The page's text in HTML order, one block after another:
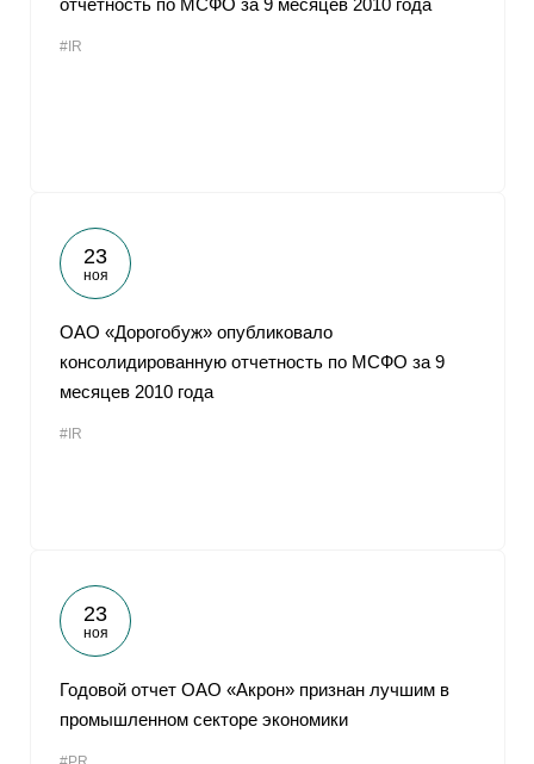
отчетность по МСФО за 9 месяцев 2010 года
#IR
23
ноя
ОАО «Дорогобуж» опубликовало
консолидированную отчетность по МСФО за 9
месяцев 2010 года
#IR
23
ноя
Годовой отчет ОАО «Акрон» признан лучшим в
промышленном секторе экономики